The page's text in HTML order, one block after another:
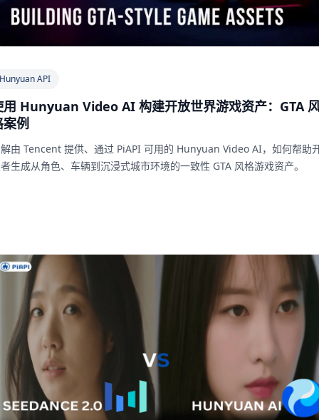
API
用 Hunyuan Video AI 构建开放世界游戏资产：GTA
例
由 Tencent 提供、通过 PiAPI 可用的 Hunyuan Video AI，如何帮助
生成从角色、车辆到沉浸式城市环境的一致性 GTA 风格游戏资产。